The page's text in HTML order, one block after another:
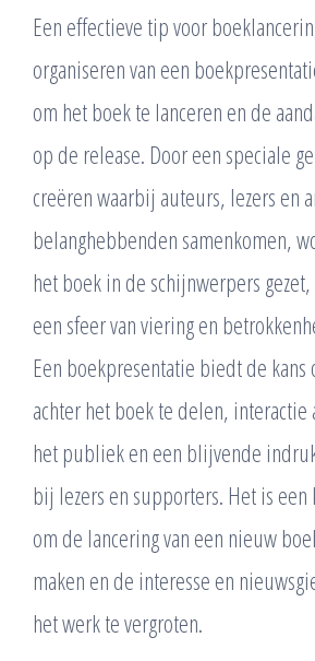
Een effectieve tip voor
organiseren van een
om het boek te lanceren en de
op de release. Door een speciale
creëren waarbij auteurs, lezers en
belanghebbenden samenkomen,
het boek in de schijnwerpers
een sfeer van viering en
Een boekpresentatie biedt de kans
achter het boek te delen, interactie
het publiek en een blijvende
bij lezers en supporters. Het is
om de lancering van een nieuw
maken en de interesse en
het werk te vergroten.